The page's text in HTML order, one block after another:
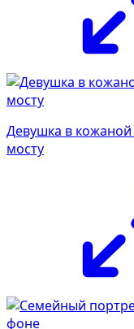
Девушка в кожаной
мосту